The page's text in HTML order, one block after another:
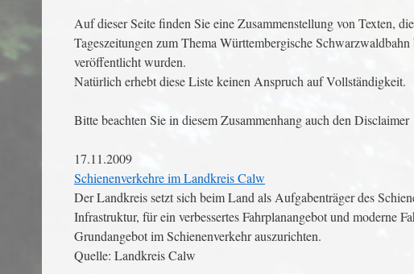
Auf dieser Seite finden Sie eine Zusammenstellung von Texten,
Tageszeitungen zum Thema Württembergische
veröffentlicht wurden.
Natürlich erhebt diese Liste keinen Anspruch auf Vollständigkeit.
Bitte beachten Sie in diesem Zusammenhang auch den Disclaimer
17.11.2009
Schienenverkehre im Landkreis Calw
Der Landkreis setzt sich beim Land als Aufgabenträger des
Infrastruktur, für ein verbessertes Fahrplanangebot und moderne
Grundangebot im Schienenverkehr auszurichten.
Quelle: Landkreis Calw